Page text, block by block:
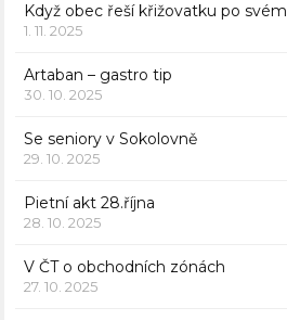
Když obec řeší křižovatku po svém
1. 11. 2025
Artaban – gastro tip
30. 10. 2025
Se seniory v Sokolovně
29. 10. 2025
Pietní akt 28.října
28. 10. 2025
V ČT o obchodních zónách
27. 10. 2025